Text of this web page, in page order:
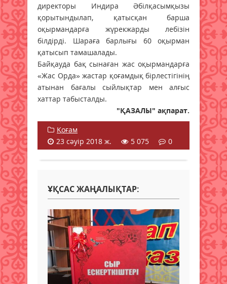
директоры Индира Әбілқасымқызы
қорытындылап, қатысқан барша
оқырмандарға жүрекжарды лебізін
білдірді. Шараға барлығы 60 оқырман
қатысып тамашалады.
Байқауда бақ сынаған жас оқырмандарға
«Жас Орда» жастар қоғамдық бірлестігінің
атынан бағалы сыйлықтар мен алғыс
хаттар табысталды.
"ҚАЗАЛЫ" ақпарат.
Қоғам
23 сәуір 2018 ж.
5 075 0
ҰҚСАС ЖАҢАЛЫҚТАР: